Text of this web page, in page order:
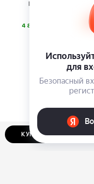
КУПИТЬ В ОДИН КЛИК
Походная мини-кухня
4 880